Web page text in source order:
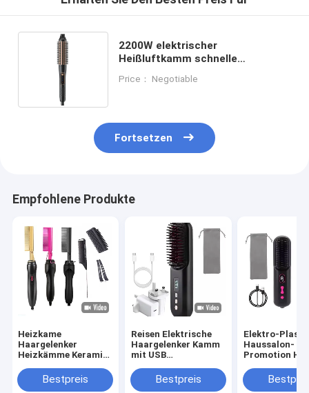
2200W elektrischer
Heißluftkamm schnelle
Negativ-Ionen-
Price： Negotiable
Fortsetzen
Empfohlene Produkte
Heizkame
Haargelenker
Heizkämme Keramik
Kupfer Elektrischer
Heißkame
Bestpreis
Reisen Elektrische
Haargelenker Kamm
mit USB
6 Fuß Schnurlänge
Bestpreis
Elektro-
Haussalon-
Promotion
USB
für die Reise